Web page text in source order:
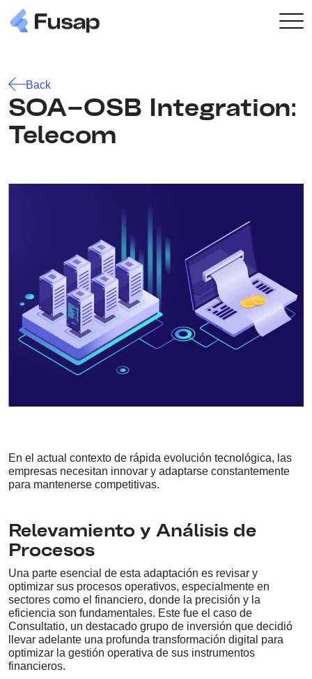
Back
SOA–OSB Integration:
Telecom
En el actual contexto de rápida evolución tecnológica, las
empresas necesitan innovar y adaptarse constantemente
para mantenerse competitivas.
Relevamiento y Análisis de
Procesos
Una parte esencial de esta adaptación es revisar y
optimizar sus procesos operativos, especialmente en
sectores como el financiero, donde la precisión y la
eficiencia son fundamentales. Este fue el caso de
Consultatio, un destacado grupo de inversión que decidió
llevar adelante una profunda transformación digital para
optimizar la gestión operativa de sus instrumentos
financieros.